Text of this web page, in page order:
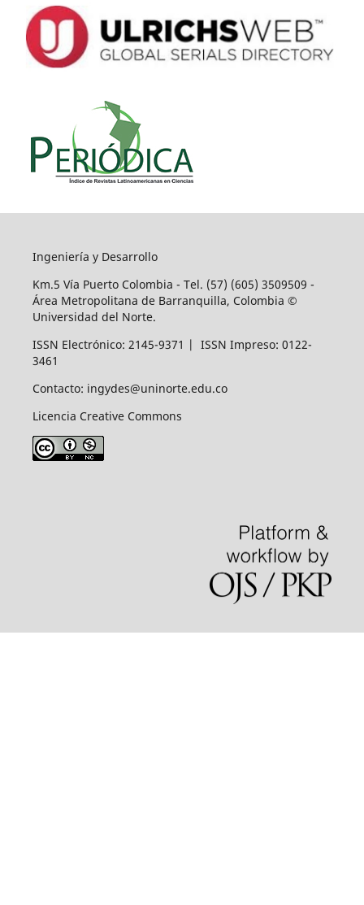
Ingeniería y Desarrollo
Km.5 Vía Puerto Colombia - Tel. (57) (605) 3509509 -
Área Metropolitana de Barranquilla, Colombia ©
Universidad del Norte.
ISSN Electrónico: 2145-9371 | ISSN Impreso: 0122-
3461
Contacto: ingydes@uninorte.edu.co
Licencia Creative Commons